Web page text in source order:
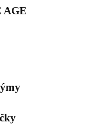
AGE